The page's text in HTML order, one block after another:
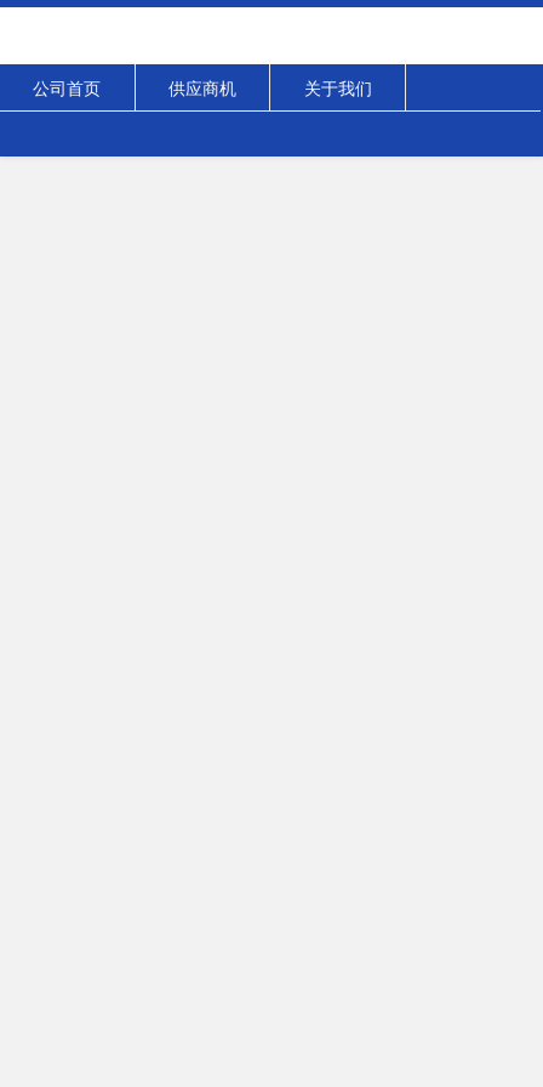
公司首页 供应商机 关于我们